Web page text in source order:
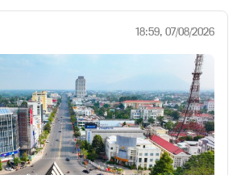
18:59, 07/08/2026